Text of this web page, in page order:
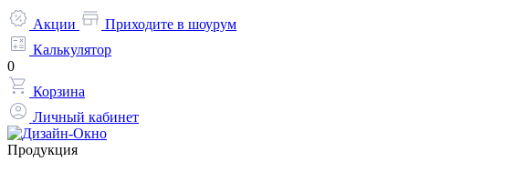
Акции
Приходите в шоурум
Калькулятор
0
Корзина
Личный кабинет
Продукция